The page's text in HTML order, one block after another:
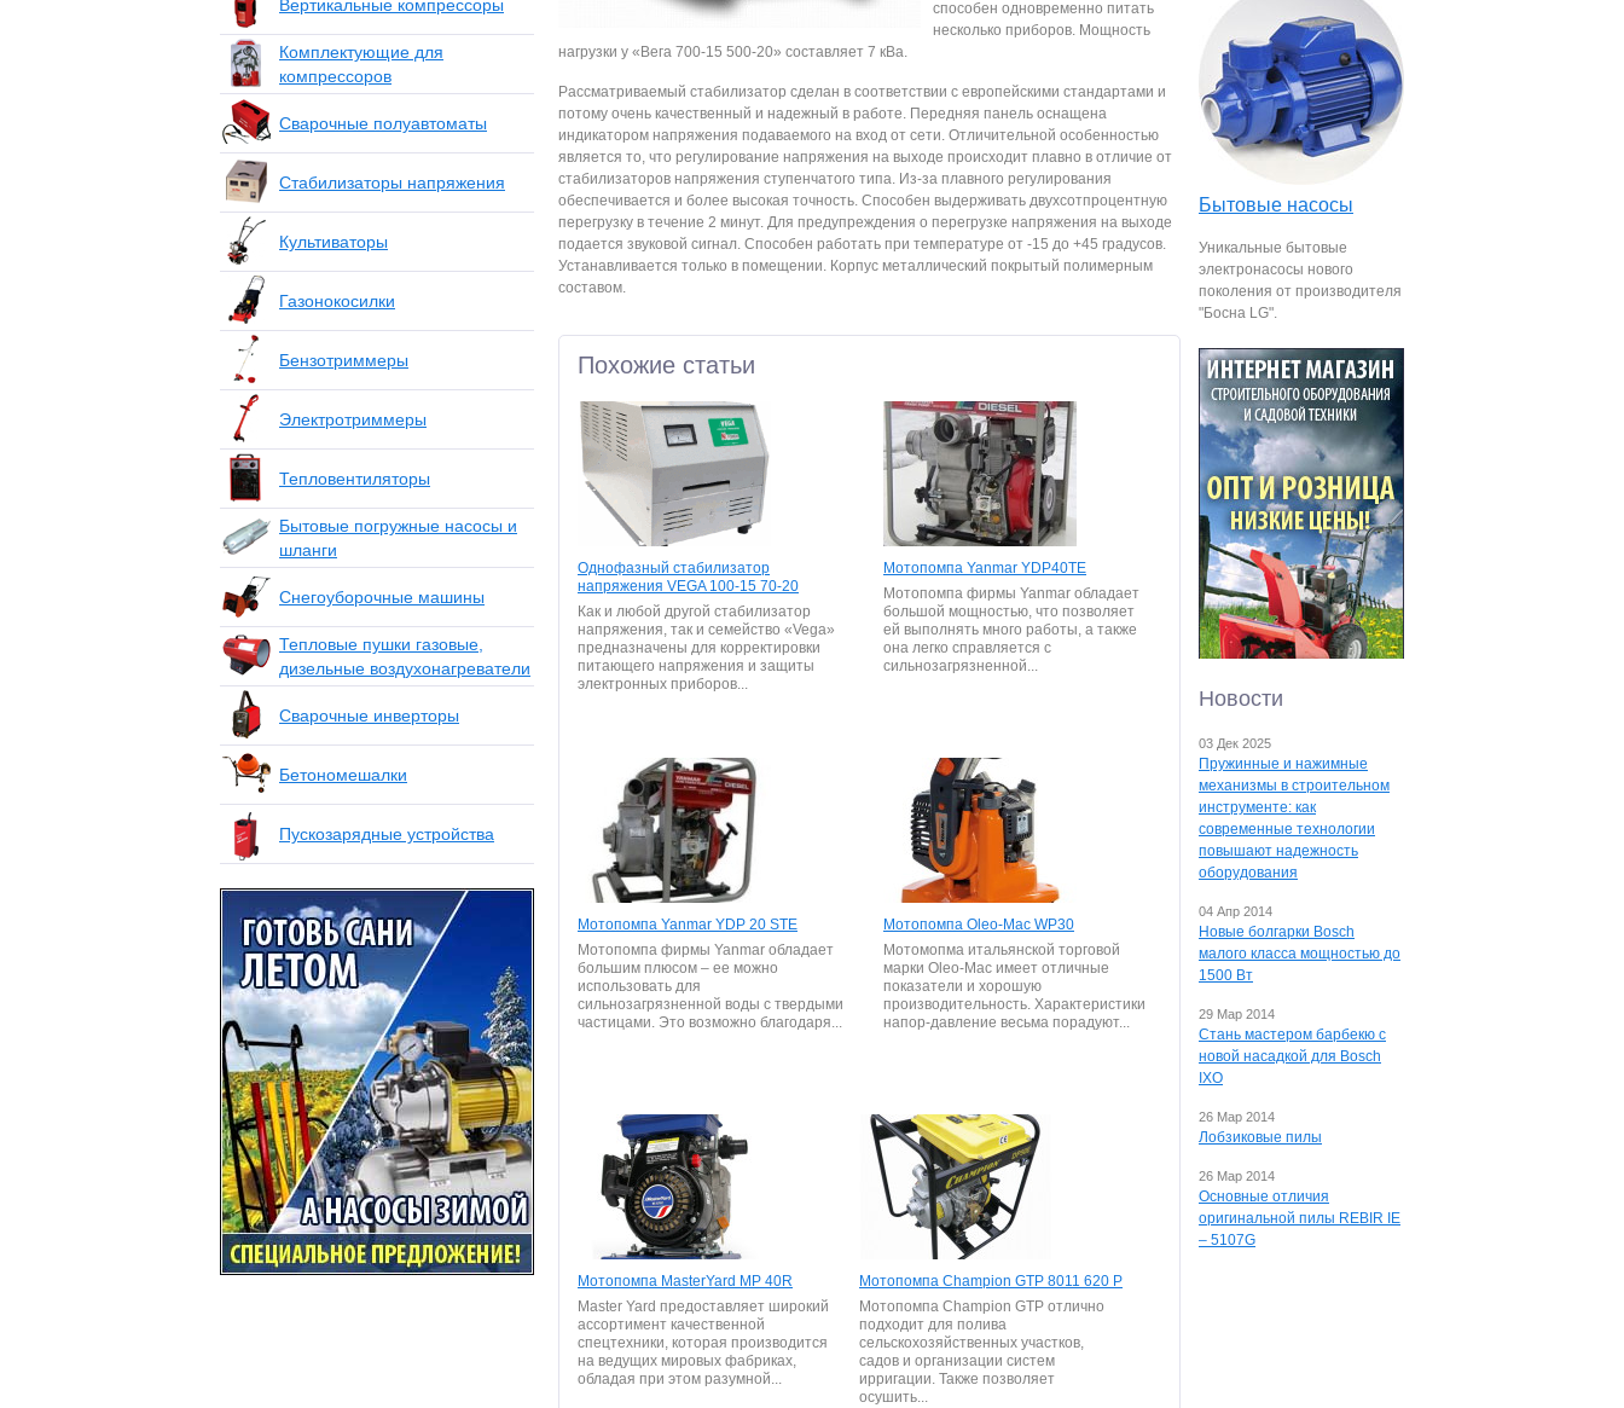
Вертикальные компрессоры
Комплектующие для
компрессоров
Сварочные полуавтоматы
Стабилизаторы напряжения
Культиваторы
Газонокосилки
Бензотриммеры
Электротриммеры
Тепловентиляторы
Бытовые погружные насосы и
шланги
Снегоуборочные машины
Тепловые пушки газовые,
дизельные воздухонагреватели
Сварочные инверторы
Бетономешалки
Пускозарядные устройства
способен одновременно питать
несколько приборов. Мощность
нагрузки у «Вега 700-15 500-20» составляет 7 кВа.
Рассматриваемый стабилизатор сделан в соответствии с европейскими стандартами и
потому очень качественный и надежный в работе. Передняя панель оснащена
индикатором напряжения подаваемого на вход от сети. Отличительной особенностью
является то, что регулирование напряжения на выходе происходит плавно в отличие от
стабилизаторов напряжения ступенчатого типа. Из-за плавного регулирования
обеспечивается и более высокая точность. Способен выдерживать двухсотпроцентную
перегрузку в течение 2 минут. Для предупреждения о перегрузке напряжения на выходе
подается звуковой сигнал. Способен работать при температуре от -15 до +45 градусов.
Устанавливается только в помещении. Корпус металлический покрытый полимерным
составом.
Похожие статьи
Однофазный стабилизатор
напряжения VEGA 100-15 70-20
Как и любой другой стабилизатор
напряжения, так и семейство «Vega»
предназначены для корректировки
питающего напряжения и защиты
электронных приборов...
Мотопомпа Yanmar YDP40TE
Мотопомпа фирмы Yanmar обладает
большой мощностью, что позволяет
ей выполнять много работы, а также
она легко справляется с
сильнозагрязненной...
Мотопомпа Yanmar YDP 20 STE
Мотопомпа фирмы Yanmar обладает
большим плюсом – ее можно
использовать для
сильнозагрязненной воды с твердыми
частицами. Это возможно благодаря...
Мотопомпа Oleo-Mac WP30
Мотомопма итальянской торговой
марки Oleo-Mac имеет отличные
показатели и хорошую
производительность. Характеристики
напор-давление весьма порадуют...
Мотопомпа MasterYard MP 40R
Master Yard предоставляет широкий
ассортимент качественной
спецтехники, которая производится
на ведущих мировых фабриках,
обладая при этом разумной...
Мотопомпа Champion GTP 8011 620 Р
Мотопомпа Champion GTP отлично
подходит для полива
сельскохозяйственных участков,
садов и организации систем
ирригации. Также позволяет
осушить...
Бытовые насосы
Уникальные бытовые
электронасосы нового
поколения от производителя
"Босна LG".
Новости
03 Дек 2025
Пружинные и нажимные
механизмы в строительном
инструменте: как
современные технологии
повышают надежность
оборудования
04 Апр 2014
Новые болгарки Bosch
малого класса мощностью до
1500 Вт
29 Мар 2014
Стань мастером барбекю с
новой насадкой для Bosch
IXO
26 Мар 2014
Лобзиковые пилы
26 Мар 2014
Основные отличия
оригинальной пилы REBIR IE
– 5107G